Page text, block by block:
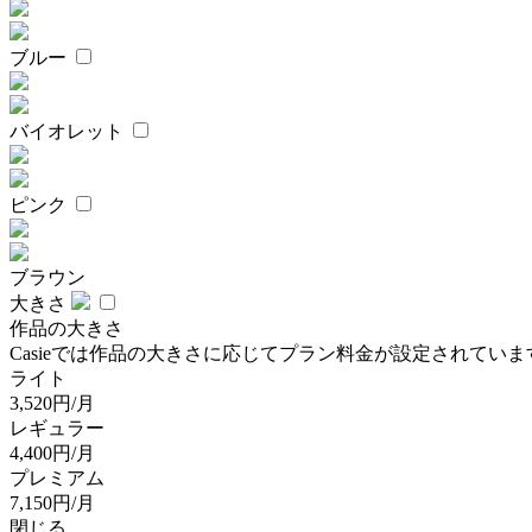
ブルー
バイオレット
ピンク
ブラウン
大きさ
作品の大きさ
Casieでは作品の大きさに応じてプラン料金が設定されていま
ライト
3,520円/月
レギュラー
4,400円/月
プレミアム
7,150円/月
閉じる